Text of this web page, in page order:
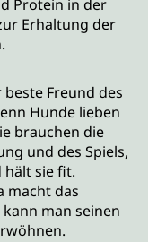
Protein in der
Erhaltung der
Freund des
Hunde lieben
brauchen die
und des Spiels,
sie fit.
macht das
man seinen